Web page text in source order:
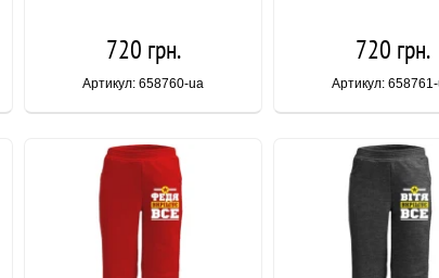
720 грн.
Артикул: 658760-ua
720 грн.
Артикул: